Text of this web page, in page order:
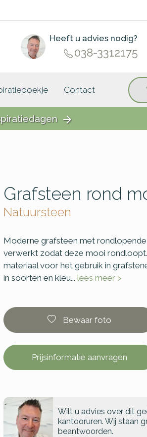
Heeft u advies nodig?
038-3312175
Contact
arrow_forward
Grafsteen rond
Natuursteen
Moderne grafsteen met
verwerkt zodat deze mooi
materiaal voor het gebruik in
in soorten en kleu... lees meer >
Bewaar foto
Prijsinformatie aanvragen
Wilt u advies over dit
kantooruren. Wij staan
beantwoorden.